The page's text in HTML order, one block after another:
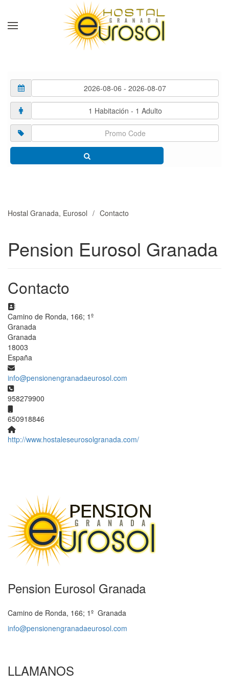
Skip to main content
Hostal Granada, Eurosol Contacto
Pension Eurosol Granada
Contacto
Dirección:
Camino de Ronda, 166; 1º
Granada
Granada
18003
España
Correo electrónico:
info@pensionengranadaeurosol.com
Teléfono:
958279900
650918846
Sitio web:
http://www.hostaleseurosolgranada.com/
Pension Eurosol Granada
Camino de Ronda, 166; 1º Granada
info@pensionengranadaeurosol.com
LLAMANOS